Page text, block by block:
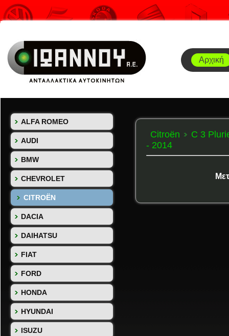
Αρχική
ALFA ROMEO
AUDI
BMW
CHEVROLET
CITROËN
DACIA
DAIHATSU
FIAT
FORD
HONDA
HYUNDAI
ISUZU
Citroën
C 3
- 2014